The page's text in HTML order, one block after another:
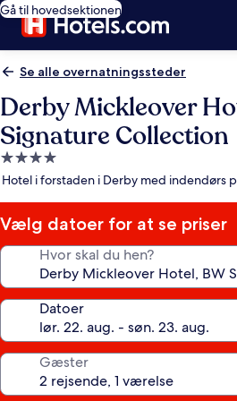
Gå til hovedsektionen
Se alle overnatningssteder
Derby Mickleover
Signature Collection
4.0-
stjernet
Hotel i forstaden i Derby med indendørs
Vælg datoer for at se priser
Hvor skal du hen?
Datoer
Gæster